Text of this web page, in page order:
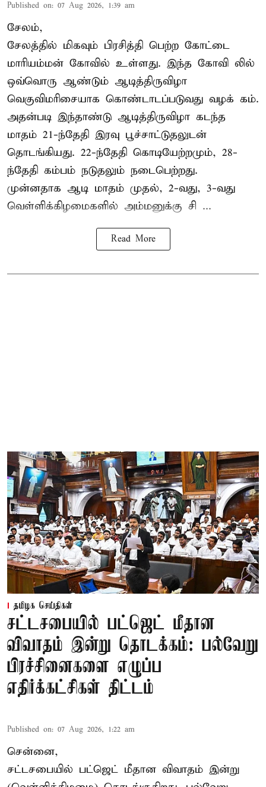
Published on: 07 Aug 2026, 1:39 am
சேலம்,
சேலத்தில் மிகவும் பிரசித்தி பெற்ற கோட்டை
மாரியம்மன் கோவில் உள்ளது. இந்த கோவி லில்
ஒவ்வொரு ஆண்டும் ஆடித்திருவிழா
வெகுவிமரிசையாக கொண்டாடப்படுவது வழக் கம்.
அதன்படி இந்தாண்டு ஆடித்திருவிழா கடந்த
மாதம் 21-ந்தேதி இரவு பூச்சாட்டுதலுடன்
தொடங்கியது. 22-ந்தேதி கொடியேற்றமும், 28-
ந்தேதி கம்பம் நடுதலும் நடைபெற்றது.
முன்னதாக ஆடி மாதம் முதல், 2-வது, 3-வது
வெள்ளிக்கிழமைகளில் அம்மனுக்கு சி ...
Read More
தமிழக செய்திகள்
சட்டசபையில் பட்ஜெட் மீதான
விவாதம் இன்று தொடக்கம்: பல்வேறு
பிரச்சினைகளை எழுப்ப
எதிர்க்கட்சிகள் திட்டம்
Published on: 07 Aug 2026, 1:22 am
சென்னை,
சட்டசபையில் பட்ஜெட் மீதான விவாதம் இன்று